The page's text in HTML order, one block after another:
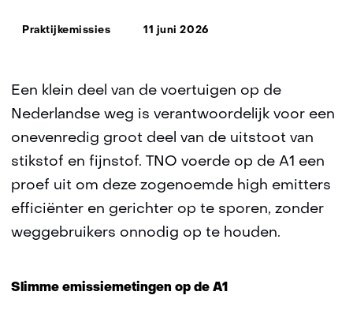
Thema:
Praktijkemissies 11 juni 2026
Een klein deel van de voertuigen op de
Nederlandse weg is verantwoordelijk voor een
onevenredig groot deel van de uitstoot van
stikstof en fijnstof. TNO voerde op de A1 een
proef uit om deze zogenoemde high emitters
efficiënter en gerichter op te sporen, zonder
weggebruikers onnodig op te houden.
Slimme emissiemetingen op de A1